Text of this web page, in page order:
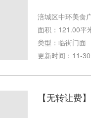
涪城区中环美食
面积：121.00平
类型：临街门面
更新时间：11-
【无转让费